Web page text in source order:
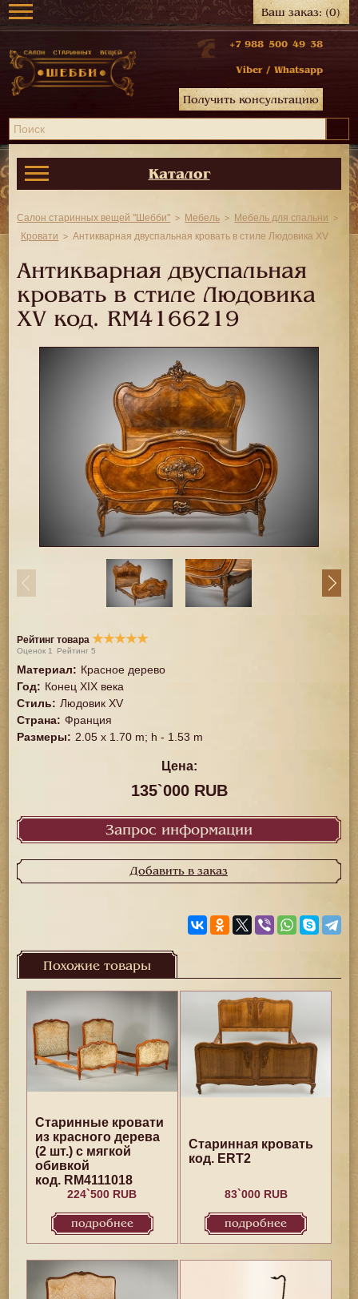
Ваш заказ:(0)
+7 988 500 49 38
Viber / Whatsapp
Получить консультацию
Каталог
Салон старинных вещей "Шебби" Мебель
Мебель для спальни
Кровати
Антикварная двуспальная кровать в стиле Людовика XV
Антикварная двуспальная
кровать в стиле Людовика
XV код. RM4166219
Рейтинг товара ★★★★★
Оценок 1 Рейтинг5
Материал: Красное дерево
Год: Конец XIX века
Стиль: Людовик XV
Страна: Франция
Размеры: 2.05 x 1.70 m; h - 1.53 m
Цена:
135`000 RUB
Запрос информации
Добавить в заказ
Похожие товары
Старинные кровати
из красного дерева
(2 шт.) с мягкой
обивкой
код. RM4111018
224`500 RUB
подробнее
Старинная кровать
код. ERT2
83`000 RUB
подробнее